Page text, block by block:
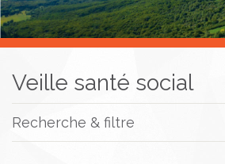
Documentation / Veille
Veille santé social
Recherche & filtre